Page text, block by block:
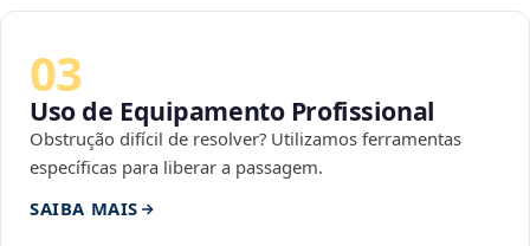
03
Uso de Equipamento Profissional
Obstrução difícil de resolver? Utilizamos ferramentas
específicas para liberar a passagem.
SAIBA MAIS